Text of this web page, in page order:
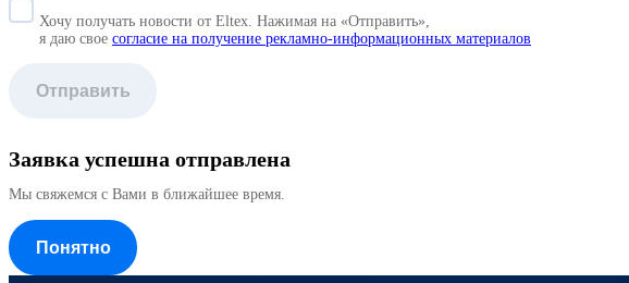
Хочу получать новости от Eltex. Нажимая на «Отправить»,
я даю свое согласие на получение рекламно-информационных материалов
Отправить
Заявка успешна отправлена
Мы свяжемся с Вами в ближайшее время.
Понятно